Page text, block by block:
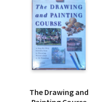
The Drawing and